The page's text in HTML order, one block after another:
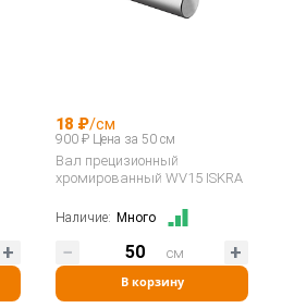
18 ₽/см
900 ₽ Цена за 50 см
Вал прецизионный
хромированный WV15 ISKRA
Наличие: Много
В корзину
см